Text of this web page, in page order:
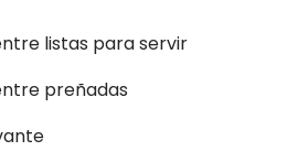
listas para servir
preñadas